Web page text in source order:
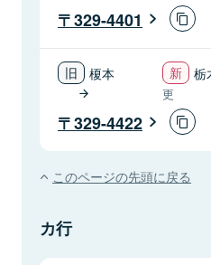
329-4401
榎本 栃
更
329-4422
このページの先頭に戻る
カ行